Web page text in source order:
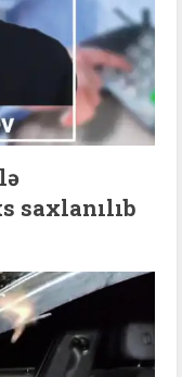
saxlanılıb